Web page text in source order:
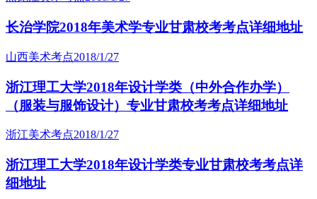
长治学院2018年美术学专业甘肃校考考点详细地址
山西美术考点2018/1/27
浙江理工大学2018年设计学类（中外合作办学）
（服装与服饰设计）专业甘肃校考考点详细地址
浙江美术考点2018/1/27
浙江理工大学2018年设计学类专业甘肃校考考点详
细地址